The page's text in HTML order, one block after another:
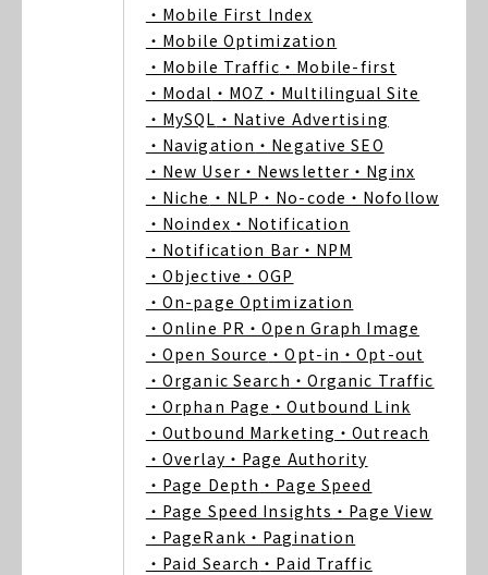
・Mobile First Index
・Mobile Optimization
・Mobile Traffic ・Mobile-first
・Modal ・MOZ ・Multilingual Site
・MySQL ・Native Advertising
・Navigation ・Negative SEO
・New User ・Newsletter ・Nginx
・Niche ・NLP ・No-code ・Nofollow
・Noindex ・Notification
・Notification Bar ・NPM
・Objective ・OGP
・On-page Optimization
・Online PR ・Open Graph Image
・Open Source ・Opt-in ・Opt-out
・Organic Search ・Organic Traffic
・Orphan Page ・Outbound Link
・Outbound Marketing ・Outreach
・Overlay ・Page Authority
・Page Depth ・Page Speed
・Page Speed Insights ・Page View
・PageRank ・Pagination
・Paid Search ・Paid Traffic